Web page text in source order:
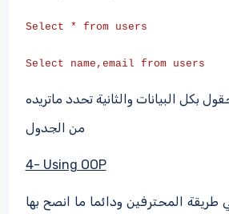
Select * from users
Select name,email from users
بكل البيانات والثانية تحدد ماتريده
من الجدول
4- Using OOP
طريقة المحترفين ودائما ما انصح بها